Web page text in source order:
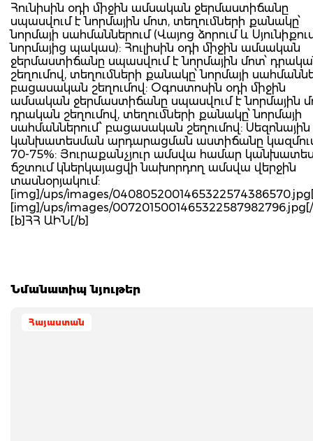
Հունիսին օդի միջին ամսական ջերմաստիճանը
սպասվում է նորմային մոտ, տեղումների քանակը՝
նորմայի սահմաններում (Վայոց ձորում և
նորմայից պակաս): Հուլիսին օդի միջին ամսական
ջերմաստիճանը սպասվում է նորմային մոտ՝
շեղումով, տեղումների քանակը՝ նորմայի
բացասական շեղումով: Օգոստոսին օդի միջին
ամսական ջերմաստիճանը սպասվում է նորմային
դրական շեղումով, տեղումների քանակը՝ նորմայի
սահմաններում՝ բացասական շեղումով: Սեզոնային
կանխատեսման արդարացման աստիճանը
70-75%: Յուրաքանչյուր ամսվա համար
ճշտում կներկայացվի նախորդող ամսվա վերջին
տասնօրյակում:
[img]/ups/images/
[img]/ups/images/
[b]ՀՀ ԱԻՆ[/b]
Նմանատիպ նյութեր
Հայաստան